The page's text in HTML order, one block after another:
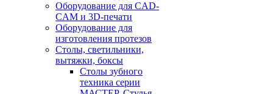
Оборудование для CAD-
CAM и 3D-печати
Оборудование для
изготовления протезов
Cтолы, светильники,
вытяжки, боксы
Столы зубного
техника серии